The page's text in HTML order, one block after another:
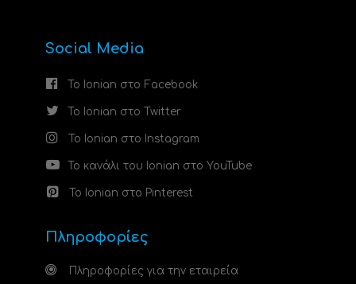
Social Media
Το Ionian στο Facebook
Το Ionian στο Twitter
Το Ionian στο Instagram
Το κανάλι του Ionian στο YouTube
Το Ionian στο Pinterest
Πληροφορίες
Πληροφορίες για την εταιρεία